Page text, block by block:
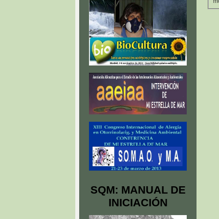
SQM: MANUAL DE
INICIACIÓN